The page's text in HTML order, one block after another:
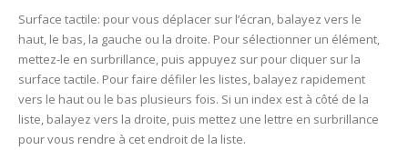
Surface tactile: pour vous déplacer sur l’écran, balayez vers le
haut, le bas, la gauche ou la droite. Pour sélectionner un élément,
mettez-le en surbrillance, puis appuyez sur pour cliquer sur la
surface tactile. Pour faire défiler les listes, balayez rapidement
vers le haut ou le bas plusieurs fois. Si un index est à côté de la
liste, balayez vers la droite, puis mettez une lettre en surbrillance
pour vous rendre à cet endroit de la liste.